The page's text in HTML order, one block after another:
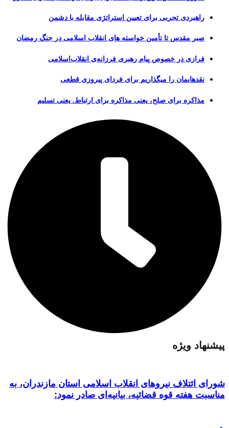
راهبردی تجربی برای تعیین استراتژی مقابله با دشمن
صبر مقدس تا تأمین خواسته های انقلاب اسلامی در جنگ رمضان
فرازی در خصوص پیام رهبری فرزانه‌ی انقلاب‌اسلامی
نقدهایمان را میگذاریم برای فردای پیروزی قطعی
مذاکره برای صلح، یعنی مذاکره برای ارتباط. یعنی تسلیم
پیشنهاد ویژه
شورای ائتلاف نیروهای انقلاب اسلامی استان مازندران، به
مناسبت هفته قوه قضائیه، بیانیه‌ای صادر نمود: